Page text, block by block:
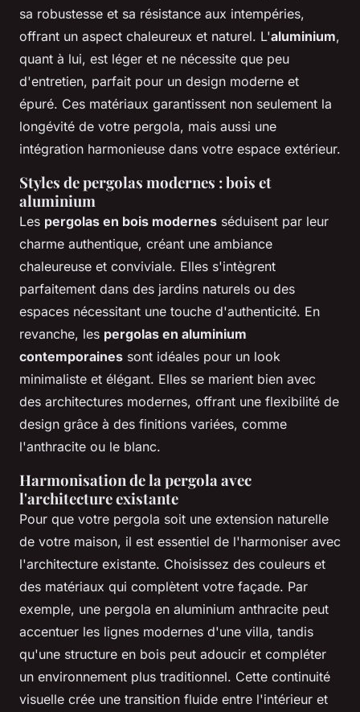
sa robustesse et sa résistance aux intempéries,
offrant un aspect chaleureux et naturel. L'aluminium,
quant à lui, est léger et ne nécessite que peu
d'entretien, parfait pour un design moderne et
épuré. Ces matériaux garantissent non seulement la
longévité de votre pergola, mais aussi une
intégration harmonieuse dans votre espace extérieur.
Styles de pergolas modernes : bois et
aluminium
Les pergolas en bois modernes séduisent par leur
charme authentique, créant une ambiance
chaleureuse et conviviale. Elles s'intègrent
parfaitement dans des jardins naturels ou des
espaces nécessitant une touche d'authenticité. En
revanche, les pergolas en aluminium
contemporaines sont idéales pour un look
minimaliste et élégant. Elles se marient bien avec
des architectures modernes, offrant une flexibilité de
design grâce à des finitions variées, comme
l'anthracite ou le blanc.
Harmonisation de la pergola avec
l'architecture existante
Pour que votre pergola soit une extension naturelle
de votre maison, il est essentiel de l'harmoniser avec
l'architecture existante. Choisissez des couleurs et
des matériaux qui complètent votre façade. Par
exemple, une pergola en aluminium anthracite peut
accentuer les lignes modernes d'une villa, tandis
qu'une structure en bois peut adoucir et compléter
un environnement plus traditionnel. Cette continuité
visuelle crée une transition fluide entre l'intérieur et